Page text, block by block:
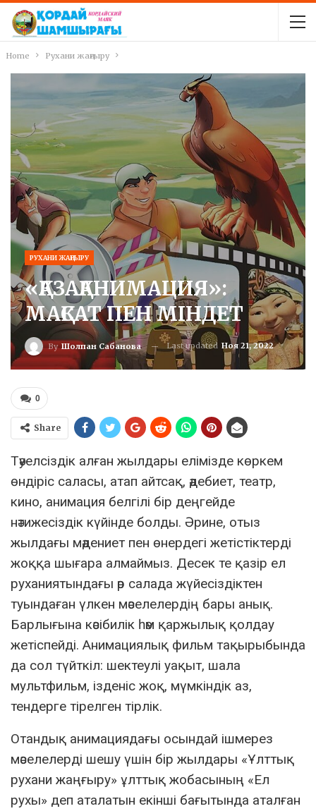
Home Рухани жаңғыру
РУХАНИ ЖАҢҒЫРУ
«ҚАЗАҚАНИМАЦИЯ»:
МАҚСАТ ПЕН МІНДЕТ
ByШолпан Сабанова Last updated Ноя 21, 2022
0
Share
Тәуелсіздік алған жылдары елімізде көркем
өндіріс саласы, атап айтсақ, әдебиет, театр,
кино, анимация белгілі бір деңгейде
нәтижесіздік күйінде болды. Әрине, отыз
жылдағы мәдениет пен өнердегі жетістіктерді
жоққа шығара алмаймыз. Десек те қазір ел
руханиятындағы әр салада жүйесіздіктен
туындаған үлкен мәселелердің бары анық.
Барлығына кәсібилік һәм қаржылық қолдау
жетіспейді. Анимациялық фильм тақырыбында
да сол түйткіл: шектеулі уақыт, шала
мультфильм, ізденіс жоқ, мүмкіндік аз,
тендерге тірелген тірлік.
Отандық анимациядағы осындай ішмерез
мәселелерді шешу үшін бір жылдары «Ұлттық
рухани жаңғыру» ұлттық жобасының «Ел
рухы» деп аталатын екінші бағытында аталған